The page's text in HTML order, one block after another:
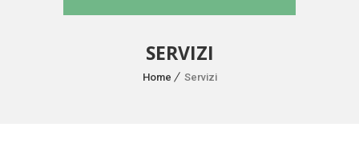
SERVIZI
Home Servizi